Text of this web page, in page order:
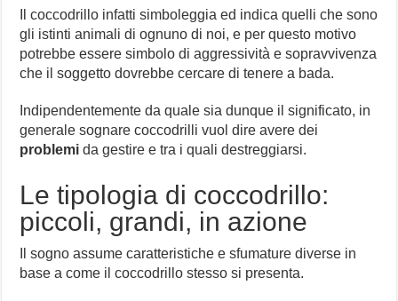
Il coccodrillo infatti simboleggia ed indica quelli che sono
gli istinti animali di ognuno di noi, e per questo motivo
potrebbe essere simbolo di aggressività e sopravvivenza
che il soggetto dovrebbe cercare di tenere a bada.
Indipendentemente da quale sia dunque il significato, in
generale sognare coccodrilli vuol dire avere dei
problemi da gestire e tra i quali destreggiarsi.
Le tipologia di coccodrillo:
piccoli, grandi, in azione
Il sogno assume caratteristiche e sfumature diverse in
base a come il coccodrillo stesso si presenta.